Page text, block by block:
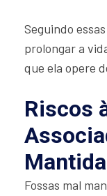
Seguindo
prolongar a
que ela opere
Riscos
Fossas mal